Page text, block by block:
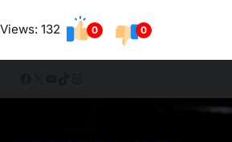
Views: 132 0 0